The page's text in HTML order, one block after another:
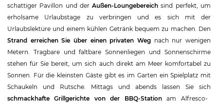
schattiger Pavillon und derAußen-Loungebereich sind perfekt, um
erholsame Urlaubstage zu verbringen und es sich mit der
Urlaubslektüre und einem kühlen Getränk bequem zu machen. Den
Strand erreichen Sie über einen privaten Weg nach nur wenigen
Metern. Tragbare und faltbare Sonnenliegen und Sonnenschirme
stehen für Sie bereit, um sich auch direkt am Meer komfortabel zu
Sonnen. Für die kleinsten Gäste gibt es im Garten ein Spielplatz mit
Schaukeln und Rutsche. Mittags und abends lassen Sie sich
schmackhafte Grillgerichte von der BBQ-Stationam Alfresco-